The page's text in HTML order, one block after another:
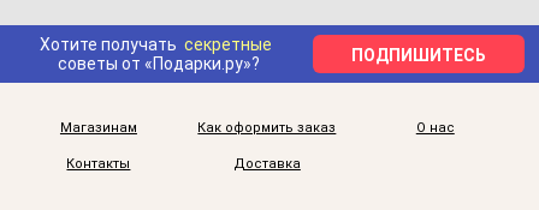
Хотите получать секретные
советы от «Подарки.ру»?
ПОДПИШИТЕСЬ
Магазинам Как оформить заказ О нас
Контакты Доставка